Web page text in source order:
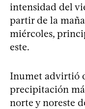
intensidad del
partir de la
miércoles,
este.
Inumet advirtió
precipitación
norte y noreste